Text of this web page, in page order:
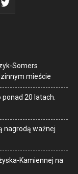
Somers
mieście
20 latach.
nagrodą ważnej
Kamiennej na